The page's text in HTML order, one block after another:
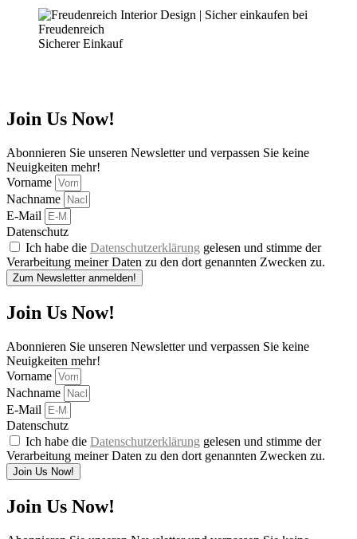
Sicherer Einkauf
Join Us Now!
Abonnieren Sie unseren Newsletter und verpassen Sie keine
Neuigkeiten mehr!
Vorname
Nachname
E-Mail
Datenschutz
Ich habe die Datenschutzerklärung gelesen und stimme der
Verarbeitung meiner Daten zu den dort genannten Zwecken zu.
Zum Newsletter anmelden!
Join Us Now!
Abonnieren Sie unseren Newsletter und verpassen Sie keine
Neuigkeiten mehr!
Vorname
Nachname
E-Mail
Datenschutz
Ich habe die Datenschutzerklärung gelesen und stimme der
Verarbeitung meiner Daten zu den dort genannten Zwecken zu.
Join Us Now!
Join Us Now!